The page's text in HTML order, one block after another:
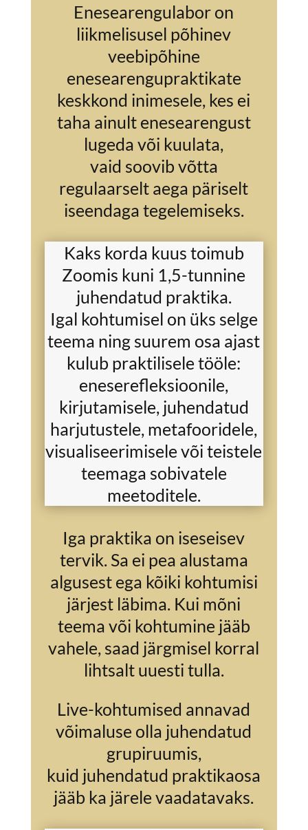
Enesearengulabor on
liikmelisusel põhinev
veebipõhine
enesearengupraktikate
keskkond inimesele, kes ei
taha ainult enesearengust
lugeda või kuulata,
vaid soovib võtta
regulaarselt aega päriselt
iseendaga tegelemiseks.
Kaks korda kuus toimub
Zoomis kuni 1,5-tunnine
juhendatud praktika.
Igal kohtumisel on üks selge
teema ning suurem osa ajast
kulub praktilisele tööle:
eneserefleksioonile,
kirjutamisele, juhendatud
harjutustele, metafooridele,
visualiseerimisele või teistele
teemaga sobivatele
meetoditele.
Iga praktika on iseseisev
tervik. Sa ei pea alustama
algusest ega kõiki kohtumisi
järjest läbima. Kui mõni
teema või kohtumine jääb
vahele, saad järgmisel korral
lihtsalt uuesti tulla.
Live-kohtumised annavad
võimaluse olla juhendatud
grupiruumis,
kuid juhendatud praktikaosa
jääb ka järele vaadatavaks.